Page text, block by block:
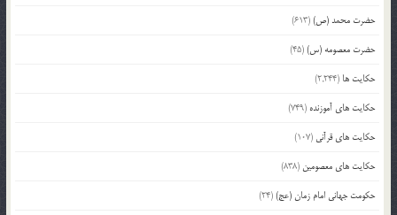
حضرت محمد (ص)(613)
حضرت معصومه (س)(45)
حکایت ها (2,244)
حکایت های آموزنده (749)
حکایت های قرآنی (107)
حکایت های معصومین (838)
حکومت جهانی امام زمان (عج)(24)